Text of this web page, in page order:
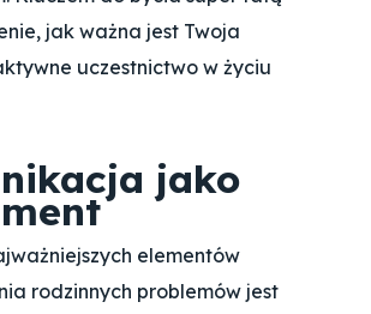
jak ważna jest Twoja
uczestnictwo w życiu
jako
elementów
rodzinnych problemów jest